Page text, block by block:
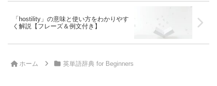
「hostility」の意味と使い方をわかりやす
く解説【フレーズ＆例文付き】
ホーム 英単語辞典 for Beginners